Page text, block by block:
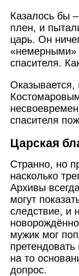
Казалось бы
плен, и
царь. Он
«немерными»
спасителя.
Оказывается,
спасителя
Царская
Странно, но
насколько
Архивы
могут
следствие, и
мужик мог
на то
допрос.